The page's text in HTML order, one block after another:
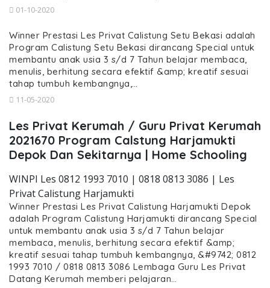
01-10-2020
Winner Prestasi Les Privat Calistung Setu Bekasi adalah
Program Calistung Setu Bekasi dirancang Special untuk
membantu anak usia 3 s/d 7 Tahun belajar membaca,
menulis, berhitung secara efektif &amp; kreatif sesuai
tahap tumbuh kembangnya,…
11-05-2020
Les Privat Kerumah / Guru Privat Kerumah
2021670 Program Calstung Harjamukti
Depok Dan Sekitarnya | Home Schooling
WINPI Les 0812 1993 7010 | 0818 0813 3086 | Les
Privat Calistung Harjamukti
Winner Prestasi Les Privat Calistung Harjamukti Depok
adalah Program Calistung Harjamukti dirancang Special
untuk membantu anak usia 3 s/d 7 Tahun belajar
membaca, menulis, berhitung secara efektif &amp;
kreatif sesuai tahap tumbuh kembangnya, &#9742; 0812
1993 7010 / 0818 0813 3086 Lembaga Guru Les Privat
Datang Kerumah memberi pelajaran…